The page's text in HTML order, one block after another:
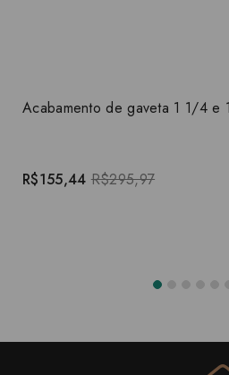
R$155,44 R$295,97